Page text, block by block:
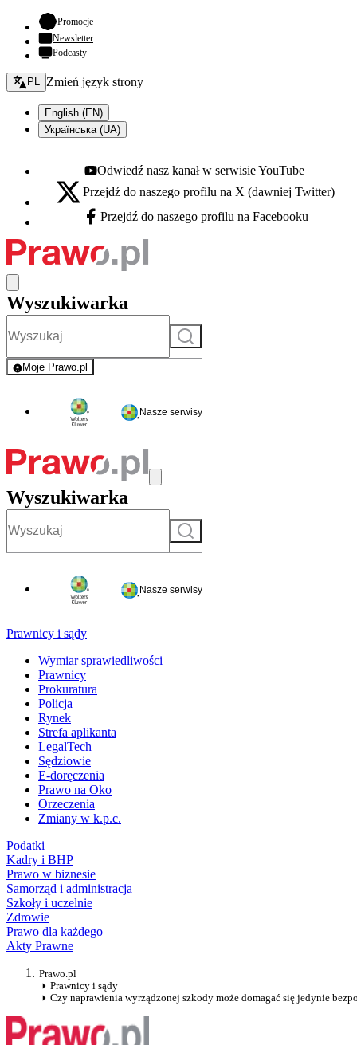
Promocje- otwiera się w nowej karcie
Newsletter
Podcasty
Zmień język - bieżący:
PL Zmień język strony
English (EN)
Українська (UA)
Youtube - otwiera się w nowej karcie
Odwiedź nasz kanał w serwisie YouTube
X - otwiera się w nowej karcie
Przejdź do naszego profilu na X (dawniej Twitter)
Facebook - otwiera się w nowej karcie
Przejdź do naszego profilu na Facebooku
Wyszukiwarka
Szukaj
Moje Prawo.pl
- rejestracja i logowanie do serwisu
Nasze serwisy
Wyszukiwarka
Szukaj
Nasze serwisy
Prawnicy i sądy
Wymiar sprawiedliwości
Prawnicy
Prokuratura
Policja
Rynek
Strefa aplikanta
LegalTech
Sędziowie
E-doręczenia
Prawo na Oko
Orzeczenia
Zmiany w k.p.c.
Podatki
Kadry i BHP
Prawo w biznesie
Samorząd i administracja
Szkoły i uczelnie
Zdrowie
Prawo dla każdego
Akty Prawne
Prawo.pl
Prawnicy i sądy
Czy naprawienia wyrządzonej szkody może domagać się jedynie